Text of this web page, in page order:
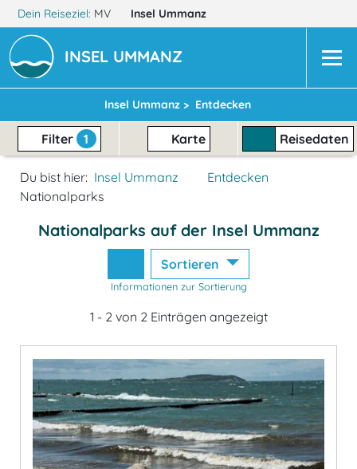
Dein Reiseziel: MV Insel Ummanz
INSEL UMMANZ
Insel Ummanz > Entdecken
Filter 1 Karte Reisedaten
Du bist hier: Insel Ummanz
Entdecken
Nationalparks
Nationalparks auf der Insel Ummanz
Sortieren
Informationen zur Sortierung
1 - 2 von 2 Einträgen angezeigt